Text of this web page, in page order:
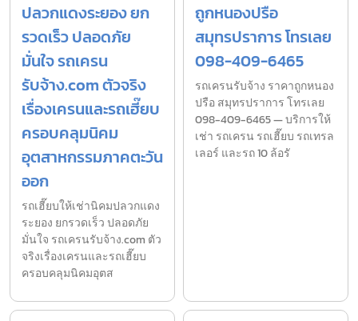
ปลวกแดงระยอง ยก
รวดเร็ว ปลอดภัย
มั่นใจ รถเครน
รับจ้าง.com ตัวจริง
เรื่องเครนและรถเฮี๊ยบ
ครอบคลุมนิคม
อุตสาหกรรมภาคตะวัน
ออก
รถเฮี๊ยบให้เช่านิคมปลวกแดง
ระยอง ยกรวดเร็ว ปลอดภัย
มั่นใจ รถเครนรับจ้าง.com ตัว
จริงเรื่องเครนและรถเฮี๊ยบ
ครอบคลุมนิคมอุตส
ถูกหนองปรือ
สมุทรปราการ โทรเลย
098-409-6465
รถเครนรับจ้าง ราคาถูกหนอง
ปรือ สมุทรปราการ โทรเลย
098-409-6465 — บริการให้
เช่า รถเครน รถเฮี๊ยบ รถเทรล
เลอร์ และรถ 10 ล้อรั